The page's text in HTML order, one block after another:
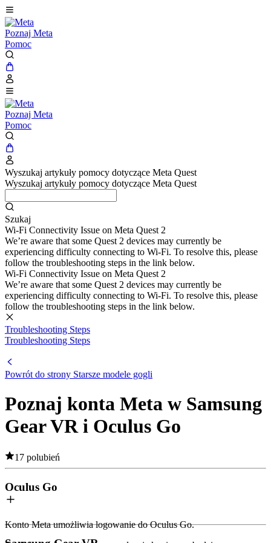
Poznaj Meta
Pomoc
Poznaj Meta
Pomoc
Wyszukaj artykuły pomocy dotyczące Meta Quest
Wyszukaj artykuły pomocy dotyczące Meta Quest
Szukaj
Wi-Fi Connectivity Issue on Meta Quest 2
We’re aware that some Quest 2 devices may currently be
experiencing difficulty connecting to Wi-Fi. To resolve this, please
follow the troubleshooting steps in the link below.
Wi-Fi Connectivity Issue on Meta Quest 2
We’re aware that some Quest 2 devices may currently be
experiencing difficulty connecting to Wi-Fi. To resolve this, please
follow the troubleshooting steps in the link below.
Troubleshooting Steps
Troubleshooting Steps
Powrót do strony Starsze modele gogli
Poznaj konta Meta w Samsung
Gear VR i Oculus Go
17 polubień
Oculus Go
Konto Meta umożliwia logowanie do Oculus Go.